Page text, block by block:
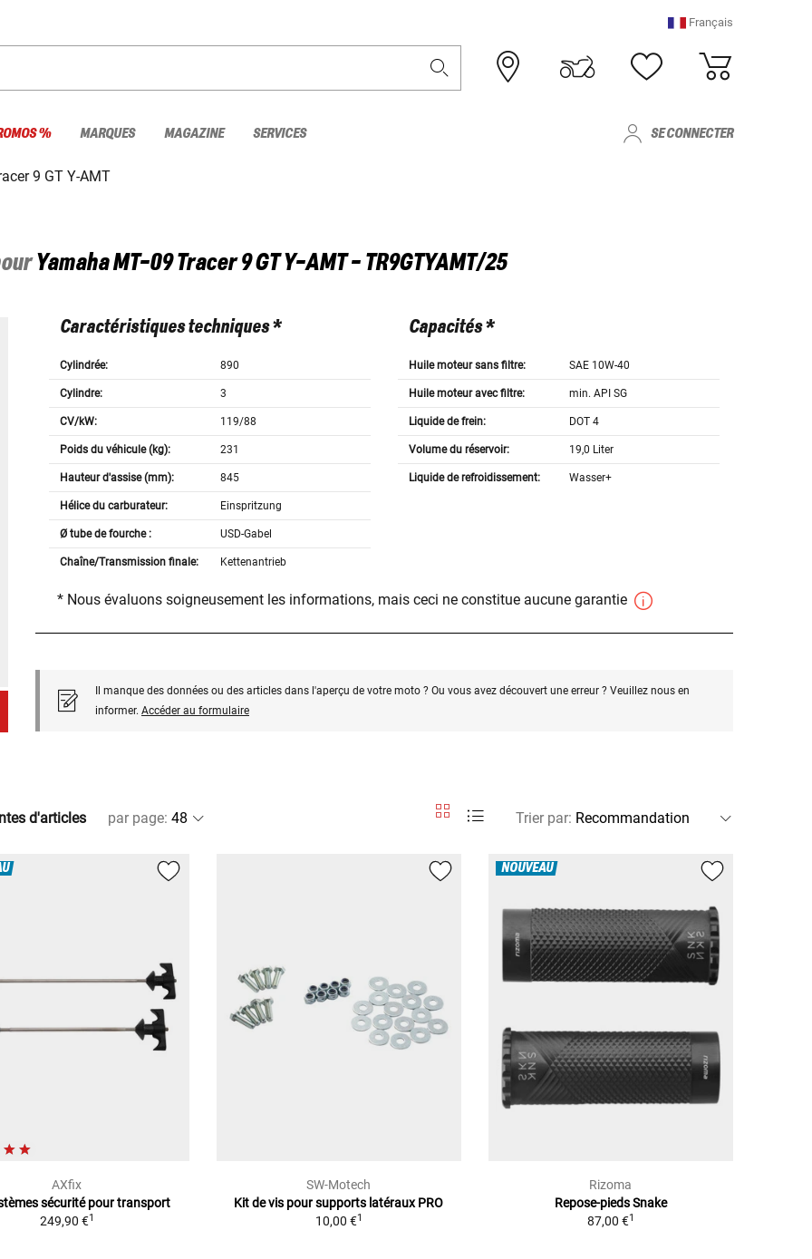
Français
% MARQUES MAGAZINE SERVICES SE CONNECTER
9 GT Y-AMT
YamahaMT-09 Tracer 9 GT Y-AMT - TR9GTYAMT/25
Caractéristiques techniques *
Cylindrée: 890
Cylindre: 3
CV/kW: 119/88
Poids du véhicule (kg): 231
Hauteur d'assise (mm): 845
Hélice du carburateur: Einspritzung
Ø tube de fourche : USD-Gabel
Chaîne/Transmission finale: Kettenantrieb
Capacités *
Huile moteur sans filtre: SAE 10W-40
Huile moteur avec filtre: min. API SG
Liquide de frein: DOT 4
Volume du réservoir: 19,0 Liter
Liquide de refroidissement: Wasser+
* Nous évaluons soigneusement les informations, mais ceci ne constitue aucune garantie
Il manque des données ou des articles dans l'aperçu de votre moto ? Ou vous avez découvert une erreur ? Veuillez nous en
informer. Accéder au formulaire
d'articles par page: Trier par:
AXfix
sécurité pour transport
249,90 €1
SW-Motech
Kit de vis pour supports latéraux PRO
10,00 €1
NOUVEAU
Rizoma
Repose-pieds Snake
87,00 €1